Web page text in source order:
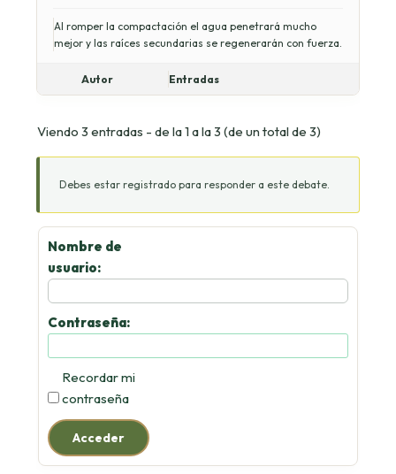
Al romper la compactación el agua penetrará mucho
mejor y las raíces secundarias se regenerarán con fuerza.
Autor Entradas
Viendo 3 entradas - de la 1 a la 3 (de un total de 3)
Debes estar registrado para responder a este debate.
Nombre de
usuario:
Contraseña:
Recordar mi
contraseña
Acceder